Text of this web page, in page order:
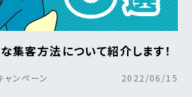
集客方法について紹介します！
ャンペーン 2022/06/15